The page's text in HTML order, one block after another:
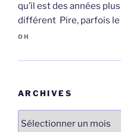
qu’il est des années
différent Pire, parfois le
OH
ARCHIVES